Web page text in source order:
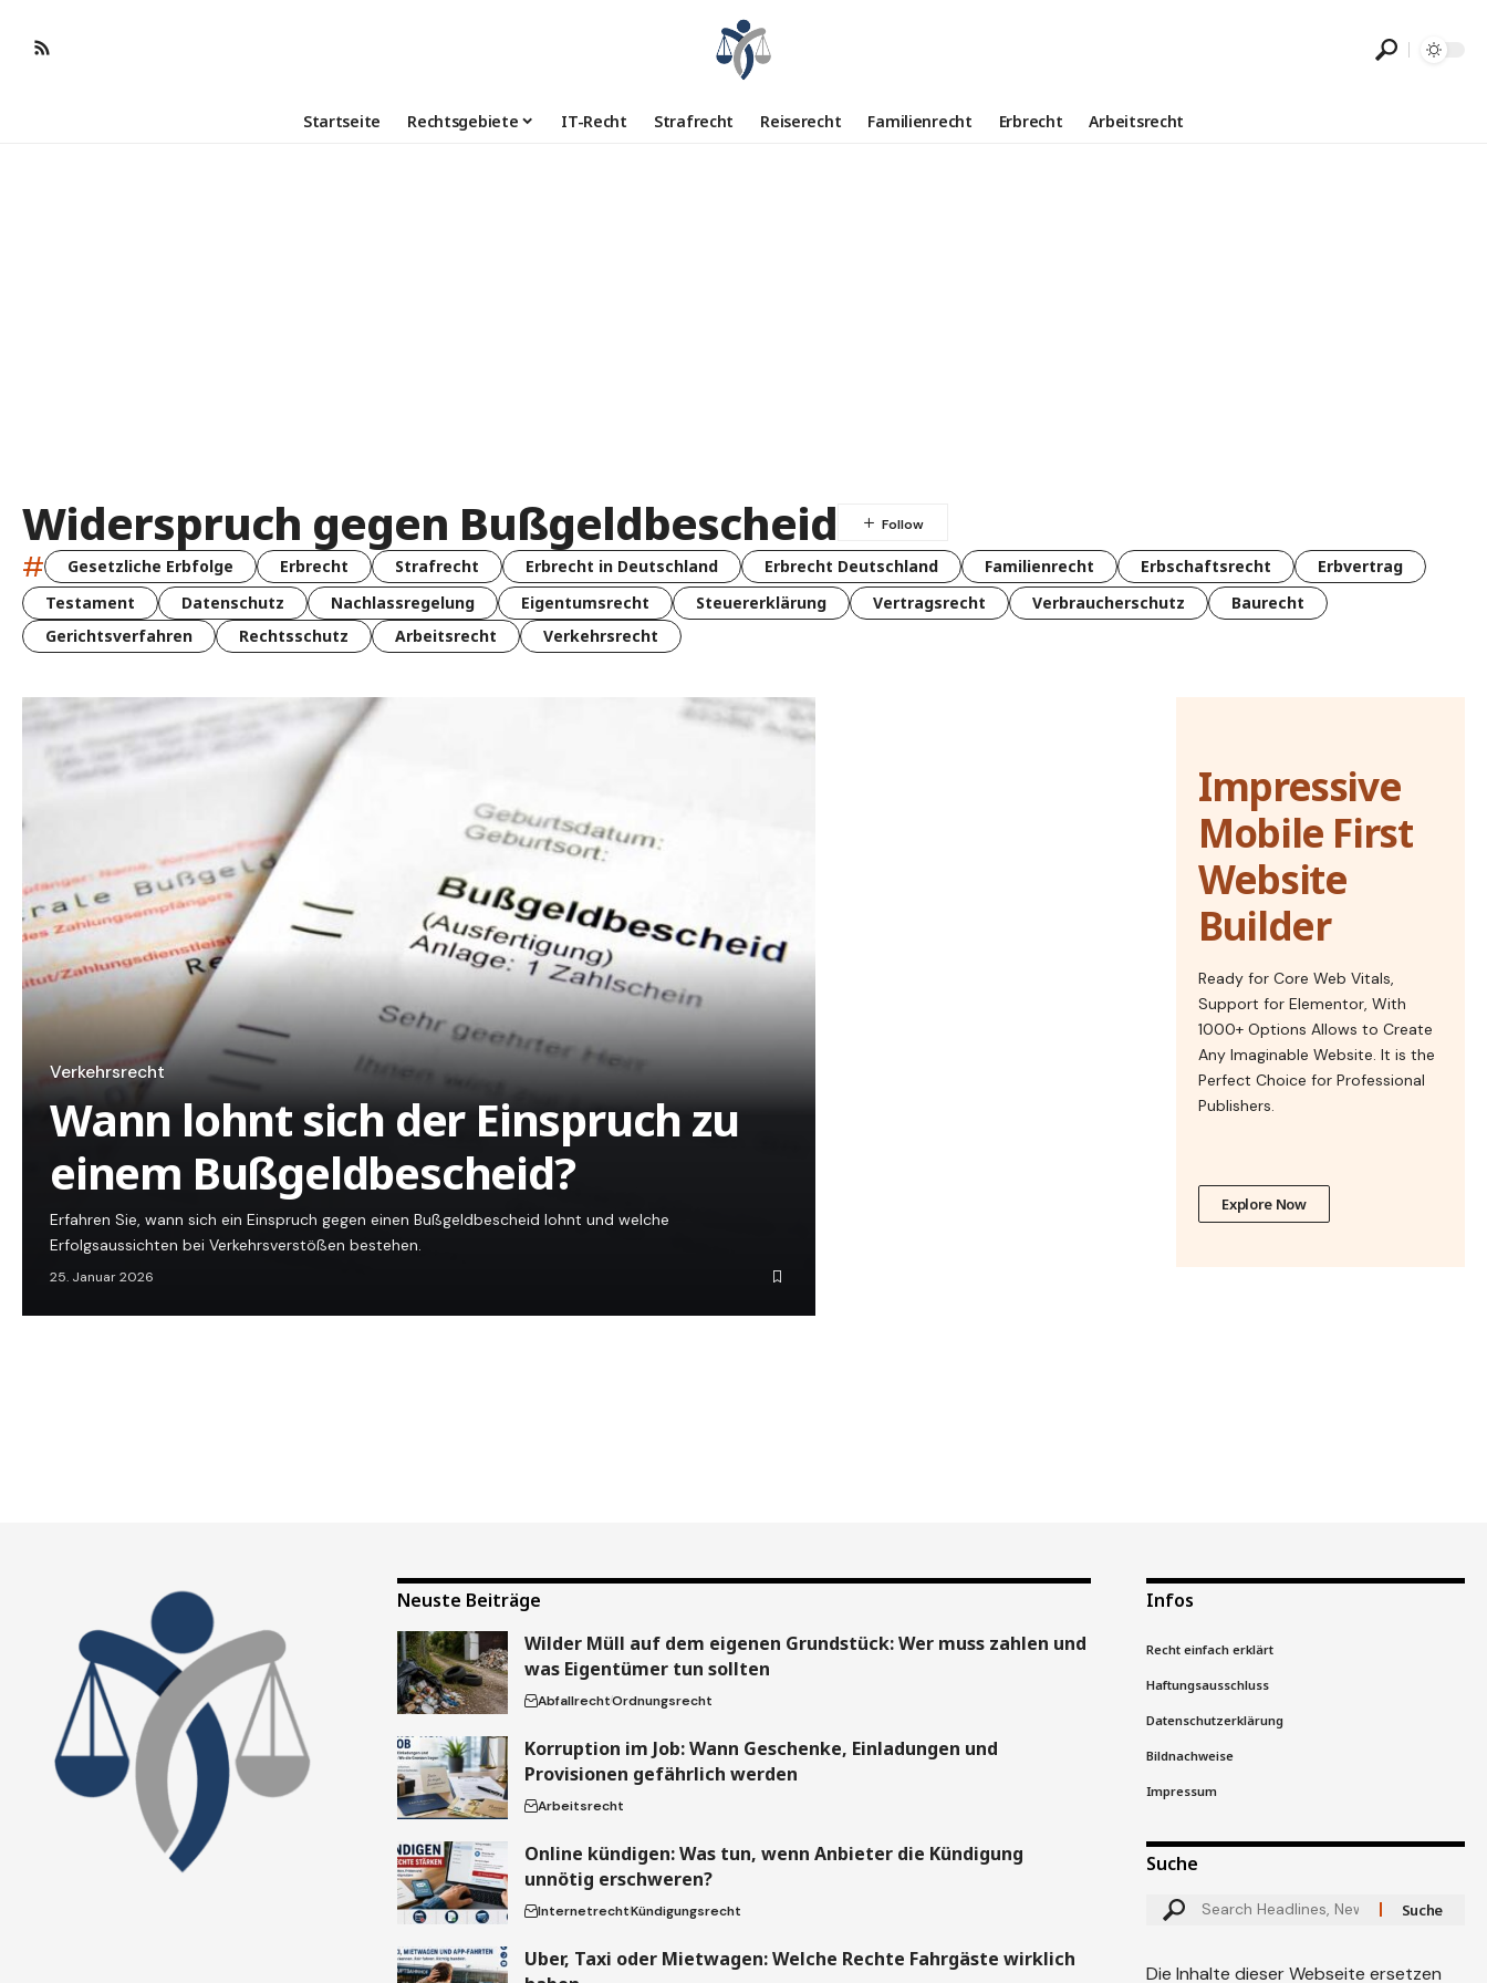
Startseite Rechtsgebiete IT-Recht Strafrecht Reiserecht Familienrecht Erbrecht Arbeitsrecht
Widerspruch gegen Bußgeldbescheid
# Gesetzliche Erbfolge Erbrecht Strafrecht Erbrecht in Deutschland Erbrecht Deutschland Familienrecht Erbschaftsrecht
Erbvertrag
Testament
Datenschutz Nachlassregelung Eigentumsrecht Steuererklärung Vertragsrecht Verbraucherschutz
Baurecht
Gerichtsverfahren
Rechtsschutz Arbeitsrecht Verkehrsrecht
Verkehrsrecht
Wann lohnt sich der Einspruch zu
einem Bußgeldbescheid?
Erfahren Sie, wann sich ein Einspruch gegen einen Bußgeldbescheid lohnt und welche
Erfolgsaussichten bei Verkehrsverstößen bestehen.
25. Januar 2026
Impressive
Mobile First
Website
Builder
Ready for Core Web Vitals,
Support for Elementor, With
1000+ Options Allows to Create
Any Imaginable Website. It is the
Perfect Choice for Professional
Publishers.
Explore Now
Neuste Beiträge
Wilder Müll auf dem eigenen Grundstück: Wer muss zahlen und
was Eigentümer tun sollten
AbfallrechtOrdnungsrecht
Korruption im Job: Wann Geschenke, Einladungen und
Provisionen gefährlich werden
Arbeitsrecht
Online kündigen: Was tun, wenn Anbieter die Kündigung
unnötig erschweren?
InternetrechtKündigungsrecht
Uber, Taxi oder Mietwagen: Welche Rechte Fahrgäste wirklich
Infos
Recht einfach erklärt
Haftungsausschluss
Datenschutzerklärung
Bildnachweise
Impressum
Suche
Die Inhalte dieser Webseite ersetzen